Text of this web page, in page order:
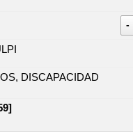
-
DISCAPACIDAD